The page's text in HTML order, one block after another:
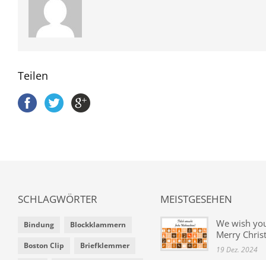
Teilen
SCHLAGWÖRTER
Bindung Blockklammern
Boston Clip Briefklemmer
MEISTGESEHEN
We wish
Merry
19 Dez. 2024